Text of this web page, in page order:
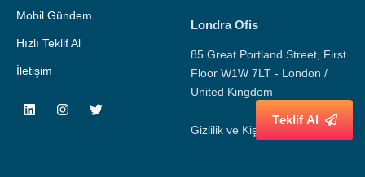
Teklif Al
Mobil Gündem
Hızlı Teklif Al
İletişim
Londra Ofis
85 Great Portland Street, First
Floor W1W 7LT - London /
United Kingdom
Gizlilik ve Kişisel Veri Politikası